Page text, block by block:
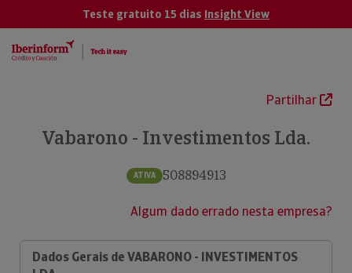
Teste gratuito 15 dias Insight View
Partilhar
Vabarono - Investimentos Lda.
ATIVA 508894913
Algum dado errado nesta empresa?
Dados Gerais de VABARONO - INVESTIMENTOS